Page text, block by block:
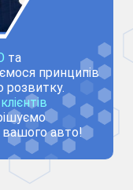
та
принципів
розвитку.
вашого авто!